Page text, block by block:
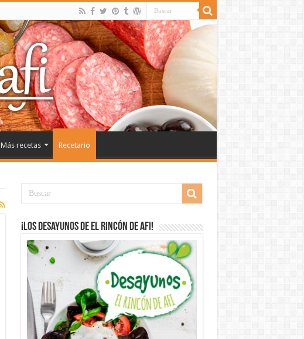
Más recetas Recetario
¡Los desayunos de El Rincón de Afi!